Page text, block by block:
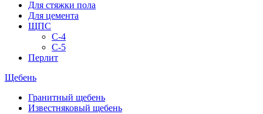
Для стяжки пола
Для цемента
ЩПС
С-4
С-5
Перлит
Щебень
Гранитный щебень
Известняковый щебень